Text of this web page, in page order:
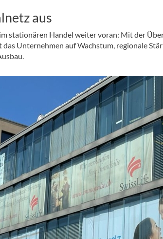
aus
stationären Handel weiter voran: Mit der
das Unternehmen auf Wachstum, regionale